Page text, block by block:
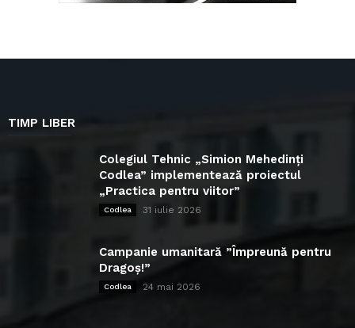
TIMP LIBER
Colegiul Tehnic „Simion Mehedinți
Codlea” implementează proiectul
„Practica pentru viitor”
Codlea 31 iulie 2026
Campanie umanitară ”Împreună pentru
Dragoș!”
Codlea 24 mai 2026